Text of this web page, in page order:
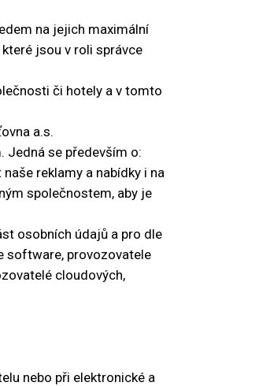
na jejich maximální
jsou v roli správce
či hotely a v tomto
a.s.
Jedná se především o:
reklamy a nabídky i na
společnostem, aby je
osobních údajů a pro dle
software, provozovatele
cloudových,
nebo při elektronické a